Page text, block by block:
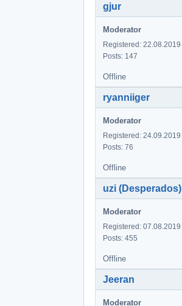
gjur
Moderator
Registered: 22.08.2019
Posts: 147
Offline
ryanniiger
Moderator
Registered: 24.09.2019
Posts: 76
Offline
uzi (Desperados)
Moderator
Registered: 07.08.2019
Posts: 455
Offline
Jeeran
Moderator